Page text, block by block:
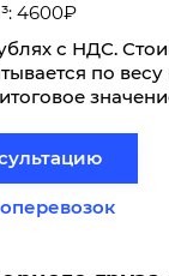
4600₽
с НДС.
по